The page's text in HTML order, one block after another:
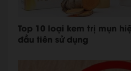
Top 10 loại kem trị mụn
đầu tiên sử dụng